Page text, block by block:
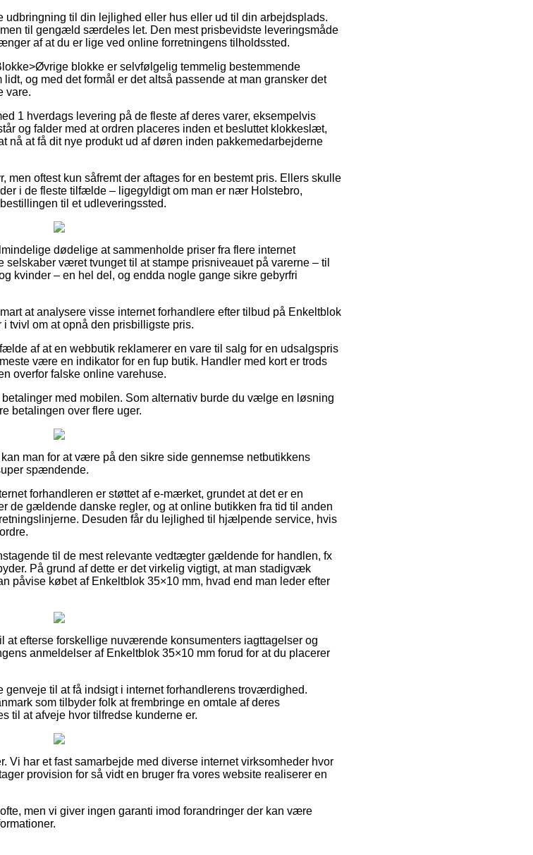
til din lejlighed eller hus eller ud til din arbejdsplads.
til gengæld særdeles let. Den mest prisbevidste leveringsmåde
af at du er lige ved online forretningens tilholdssted.
blokke er selvfølgelig temmelig bestemmende
og med det formål er det altså passende at man gransker det
vare.
1 hverdags levering på de fleste af deres varer, eksempelvis
og falder med at ordren placeres inden et besluttet klokkeslæt,
nå at få dit nye produkt ud af døren inden pakkemedarbejderne
men oftest kun såfremt der aftages for en bestemt pris. Ellers skulle
i de fleste tilfælde – ligegyldigt om man er nær Holstebro,
til et udleveringssted.
dødelige at sammenholde priser fra flere internet
været tvunget til at stampe prisniveauet på varerne – til
kvinder – en hel del, og endda nogle gange sikre gebyrfri
at analysere visse internet forhandlere efter tilbud på Enkeltblok
tvivl om at opnå den prisbilligste pris.
af at en webbutik reklamerer en vare til salg for en udsalgspris
være en indikator for en fup butik. Handler med kort er trods
overfor falske online varehuse.
med mobilen. Som alternativ burde du vælge en løsning
betalingen over flere uger.
man for at være på den sikre side gennemse netbutikkens
spændende.
forhandleren er støttet af e-mærket, grundet at det er en
de gældende danske regler, og at online butikken fra tid til anden
Desuden får du lejlighed til hjælpende service, hvis
til de mest relevante vedtægter gældende for handlen, fx
På grund af dette er det virkelig vigtigt, at man stadigvæk
påvise købet af Enkeltblok 35×10 mm, hvad end man leder efter
efterse forskellige nuværende konsumenters iagttagelser og
anmeldelser af Enkeltblok 35×10 mm forud for at du placerer
til at få indsigt i internet forhandlerens troværdighed.
som tilbyder folk at frembringe en omtale af deres
til at afveje hvor tilfredse kunderne er.
Vi har et fast samarbejde med diverse internet virksomheder hvor
provision for så vidt en bruger fra vores website realiserer en
men vi giver ingen garanti imod forandringer der kan være